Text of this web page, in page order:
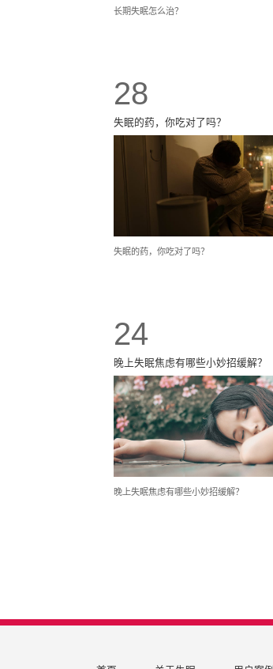
长期失眠怎么治？
28
​失眠的药，你吃对了吗？
​失眠的药，你吃对了吗？
24
晚上失眠焦虑有哪些小妙招缓解？
晚上失眠焦虑有哪些小妙招缓解？